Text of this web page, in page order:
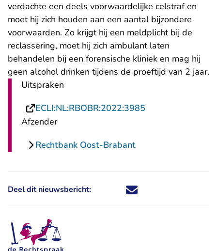
verdachte een deels voorwaardelijke celstraf en
moet hij zich houden aan een aantal bijzondere
voorwaarden. Zo krijgt hij een meldplicht bij de
reclassering, moet hij zich ambulant laten
behandelen bij een forensische kliniek en mag hij
geen alcohol drinken tijdens de proeftijd van 2 jaar.
Uitspraken
ECLI:NL:RBOBR:2022:3985
Afzender
Rechtbank Oost-Brabant
Deel dit nieuwsbericht: Deel dit nieuwsbericht via X -
Deel dit nieuwsbericht via
Deel dit nieuwsbericht
Deel dit